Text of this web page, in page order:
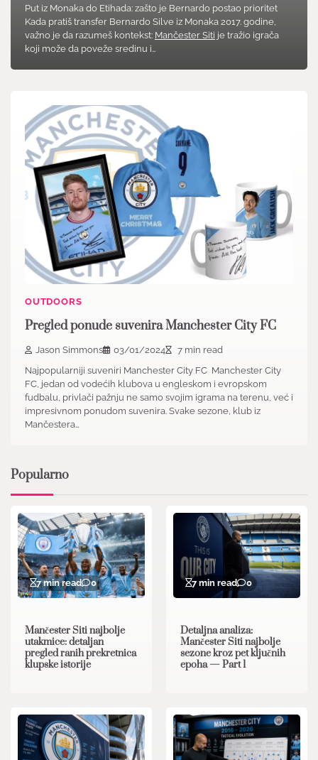
Put iz Monaka do Etihada: zašto je Bernardo postao prioritet
Kada pratiš transfer Bernardo Silve iz Monaka 2017. godine,
važno je da razumeš kontekst: Mančester Siti je tražio igrača
koji može da poveže sredinu i…
OUTDOORS
Pregled ponude suvenira Manchester City FC
Jason Simmons 03/01/2024
7 min read
Najpopularniji suveniri Manchester City FC Manchester City
FC, jedan od vodećih klubova u engleskom i evropskom
fudbalu, privlači pažnju ne samo svojim igrama na terenu, već i
impresivnom ponudom suvenira. Svake sezone, klub iz
Mančestera…
Popularno
7 min read 0
Mančester Siti najbolje
utakmice: detaljan
pregled ranih prekretnica
klupske istorije
7 min read 0
Detaljna analiza:
Mančester Siti najbolje
sezone kroz pet ključnih
epoha — Part 1